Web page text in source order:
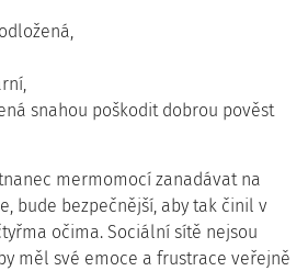
snahou poškodit dobrou pověst
mermomocí zanadávat na
bude bezpečnější, aby tak činil v
očima. Sociální sítě nejsou
měl své emoce a frustrace veřejně